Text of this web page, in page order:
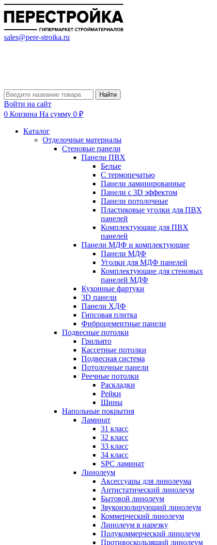
sales@pere-stroika.ru
Найти
Войти на сайт
0 Корзина На сумму 0 ₽
Каталог
Отделочные материалы
Стеновые панели
Панели ПВХ
Белые
С термопечатью
Панели ламинированные
Панели с 3D эффектом
Панели потолочные
Пластиковые уголки для ПВХ
панелей
Комплектующие для ПВХ
панелей
Панели МДФ и комплектующие
Панели МДФ
Уголки для МДФ панелей
Комплектующие для стеновых
панелей МДФ
Кухонные фартуки
3D панели
Панели ХДФ
Гипсовая плитка
Фиброцементные панели
Подвесные потолки
Грильято
Кассетные потолки
Подвесная система
Потолочные панели
Реечные потолки
Раскладки
Рейки
Шины
Напольные покрытия
Ламинат
31 класс
32 класс
33 класс
34 класс
SPC ламинат
Линолеум
Аксессуары для линолеума
Антистатический линолеум
Бытовой линолеум
Звукоизолирующий линолеум
Коммерческий линолеум
Линолеум в нарезку
Полукоммерческий линолеум
Противоскользящий линолеум